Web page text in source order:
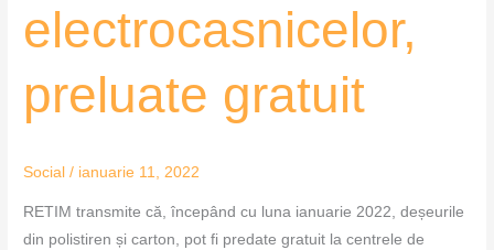
electrocasnicelor,
preluate gratuit
Social / ianuarie 11, 2022
RETIM transmite că, începând cu luna ianuarie 2022, deșeurile
din polistiren și carton, pot fi predate gratuit la centrele de
gratuit